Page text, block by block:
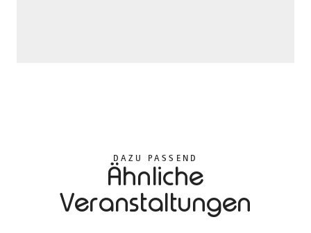
DAZU PASSEND
Ähnliche
Veranstaltungen